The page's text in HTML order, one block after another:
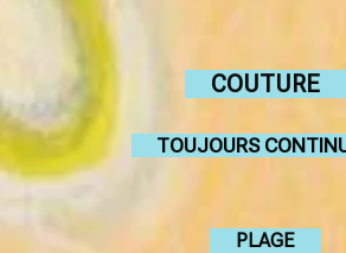
COUTURE
TOUJOURS
PLAGE